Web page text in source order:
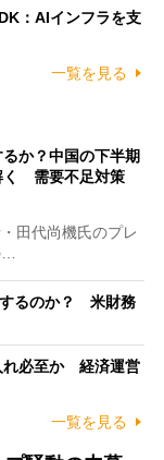
：AIインフラを支
一覧を見る
か？中国の下半期
く 需要不足対策
田代尚機氏のプレ
るのか？ 米財務
れ必至か 経済運営
一覧を見る